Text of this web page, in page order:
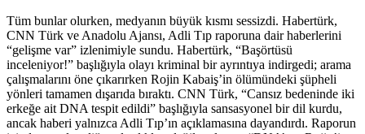
Tüm bunlar olurken, medyanın büyük kısmı sessizdi. Habertürk,
CNN Türk ve Anadolu Ajansı, Adli Tıp raporuna dair haberlerini
“gelişme var” izlenimiyle sundu. Habertürk, “Başörtüsü
inceleniyor!” başlığıyla olayı kriminal bir ayrıntıya indirgedi; arama
çalışmalarını öne çıkarırken Rojin Kabaiş’in ölümündeki şüpheli
yönleri tamamen dışarıda bıraktı. CNN Türk, “Cansız bedeninde iki
erkeğe ait DNA tespit edildi” başlığıyla sansasyonel bir dil kurdu,
ancak haberi yalnızca Adli Tıp’ın açıklamasına dayandırdı. Raporun